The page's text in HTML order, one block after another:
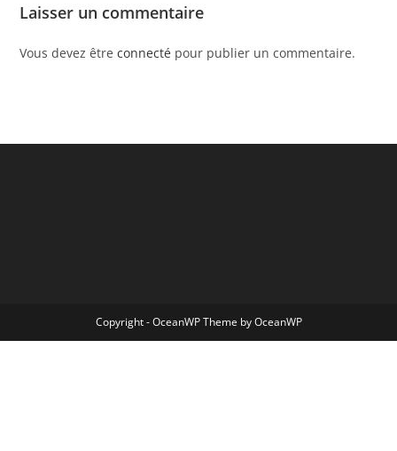
Laisser un commentaire
Vous devez êtreconnecté pour publier un commentaire.
Copyright - OceanWP Theme by OceanWP